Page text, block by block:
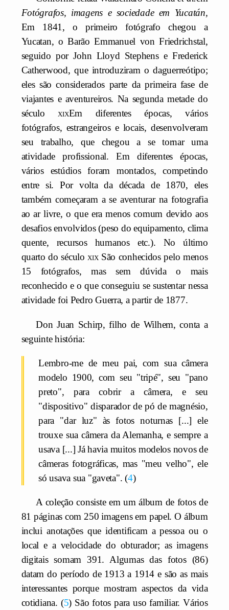
Fotógrafos, imagens e sociedade em Yucatán,
Em 1841, o primeiro fotógrafo chegou a
Yucatan, o Barão Emmanuel von Friedrichstal,
seguido por John Lloyd Stephens e Frederick
Catherwood, que introduziram o daguerreótipo;
eles são considerados parte da primeira fase de
viajantes e aventureiros. Na segunda metade do
séculoxixEm diferentes épocas, vários
fotógrafos, estrangeiros e locais, desenvolveram
seu trabalho, que chegou a se tornar uma
atividade profissional. Em diferentes épocas,
vários estúdios foram montados, competindo
entre si. Por volta da década de 1870, eles
também começaram a se aventurar na fotografia
ao ar livre, o que era menos comum devido aos
desafios envolvidos (peso do equipamento, clima
quente, recursos humanos etc.). No último
quarto do séculoxixSão conhecidos pelo menos
15 fotógrafos, mas sem dúvida o mais
reconhecido e o que conseguiu se sustentar nessa
atividade foi Pedro Guerra, a partir de 1877.
Don Juan Schirp, filho de Wilhem, conta a
seguinte história:
Lembro-me de meu pai, com sua câmera
modelo 1900, com seu "tripé", seu "pano
preto", para cobrir a câmera, e seu
"dispositivo" disparador de pó de magnésio,
para "dar luz" às fotos noturnas [...] ele
trouxe sua câmera da Alemanha, e sempre a
usava [...] Já havia muitos modelos novos de
câmeras fotográficas, mas "meu velho", ele
só usava sua "gaveta". 4
A coleção consiste em um álbum de fotos de
81 páginas com 250 imagens em papel. O álbum
inclui anotações que identificam a pessoa ou o
local e a velocidade do obturador; as imagens
digitais somam 391. Algumas das fotos (86)
datam do período de 1913 a 1914 e são as mais
interessantes porque mostram aspectos da vida
cotidiana.
5
São fotos para uso familiar. Vários